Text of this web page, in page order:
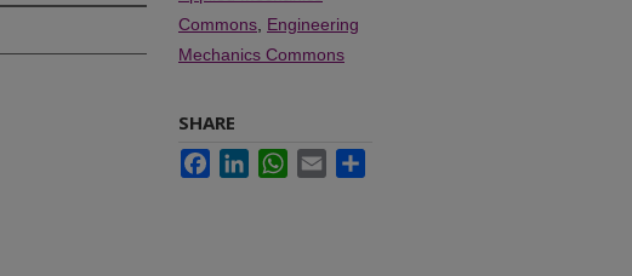
Commons Engineering
Mechanics Commons
SHARE
FacebookLinkedInWhatsApp
Email